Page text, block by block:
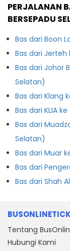
PERJALANAN
BERSEPADU
Bas dari Boon
Bas dari Jerteh
Bas dari Johor
Selatan)
Bas dari Klang
Bas dari KLIA
Bas dari
Selatan)
Bas dari Muar
Bas dari
Bas dari Shah
Tentang
Hubungi Kami